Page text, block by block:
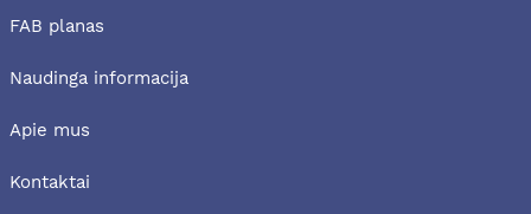
FAB planas
Naudinga informacija
Apie mus
Kontaktai